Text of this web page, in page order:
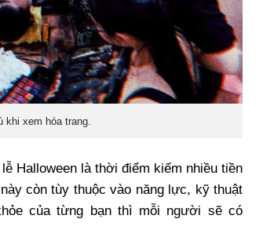
khi xem hóa trang.
Halloween là thời điểm kiếm nhiều tiền
còn tùy thuộc vào năng lực, kỹ thuật
của từng bạn thì mỗi người sẽ có